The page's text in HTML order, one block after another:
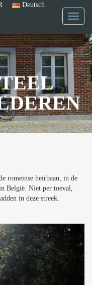
Toggle
Deutsch
romeinse heirbaan, in de
België. Niet per toeval,
in deze streek.